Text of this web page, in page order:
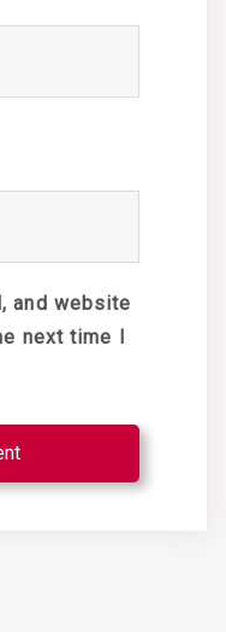
and website
next time I